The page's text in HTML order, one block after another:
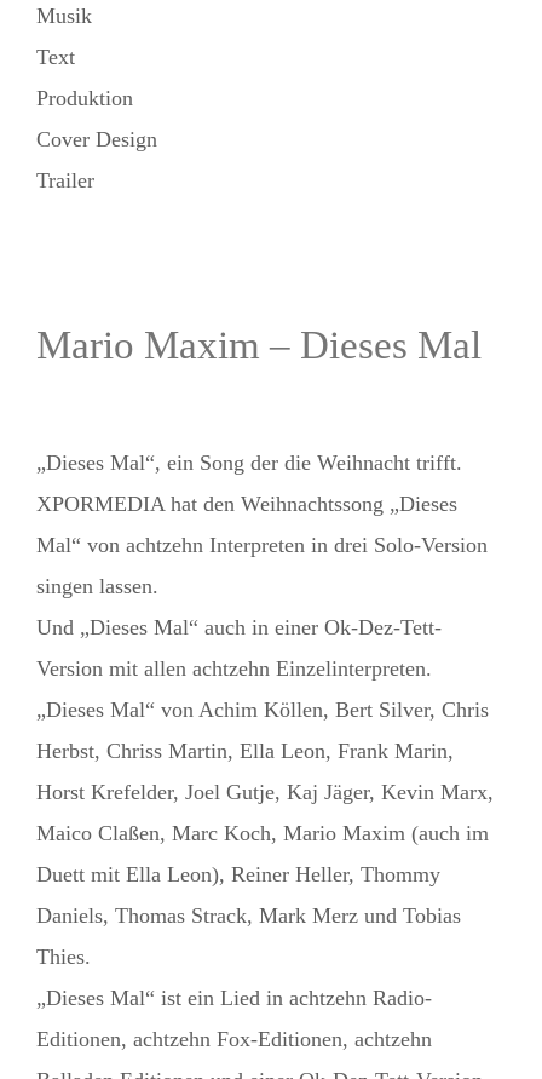
Musik
Text
Produktion
Cover Design
Trailer
Mario Maxim – Dieses Mal
„Dieses Mal“, ein Song der die Weihnacht trifft.
XPORMEDIA hat den Weihnachtssong „Dieses
Mal“ von achtzehn Interpreten in drei Solo-Version
singen lassen.
Und „Dieses Mal“ auch in einer Ok-Dez-Tett-
Version mit allen achtzehn Einzelinterpreten.
„Dieses Mal“ von Achim Köllen, Bert Silver, Chris
Herbst, Chriss Martin, Ella Leon, Frank Marin,
Horst Krefelder, Joel Gutje, Kaj Jäger, Kevin Marx,
Maico Claßen, Marc Koch, Mario Maxim (auch im
Duett mit Ella Leon), Reiner Heller, Thommy
Daniels, Thomas Strack, Mark Merz und Tobias
Thies.
„Dieses Mal“ ist ein Lied in achtzehn Radio-
Editionen, achtzehn Fox-Editionen, achtzehn